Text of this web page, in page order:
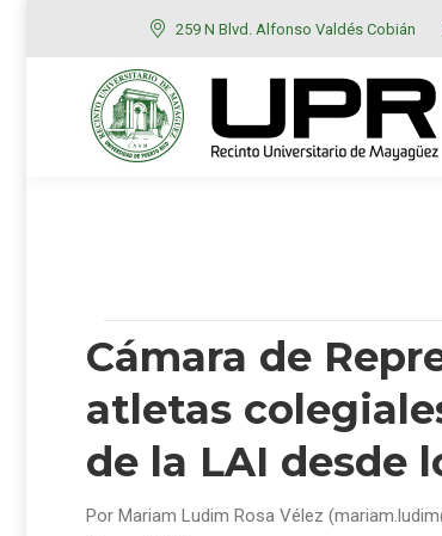
259 N Blvd. Alfonso Valdés Cobián
Cámara de
atletas
de la LAI desde
Por Mariam Ludim Rosa Vélez
RUM